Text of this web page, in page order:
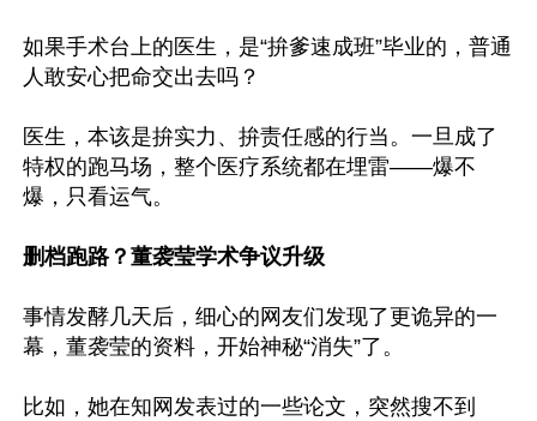
如果手术台上的医生，是“拚爹速成班”毕业的，普通
人敢安心把命交出去吗？
医生，本该是拚实力、拚责任感的行当。一旦成了
特权的跑马场，整个医疗系统都在埋雷——爆不
爆，只看运气。
删档跑路？董袭莹学术争议升级
事情发酵几天后，细心的网友们发现了更诡异的一
幕，董袭莹的资料，开始神秘“消失”了。
比如，她在知网发表过的一些论文，突然搜不到